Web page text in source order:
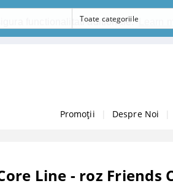
functionalitati aditionale.
Promoții Despre Noi
Line - roz Friends